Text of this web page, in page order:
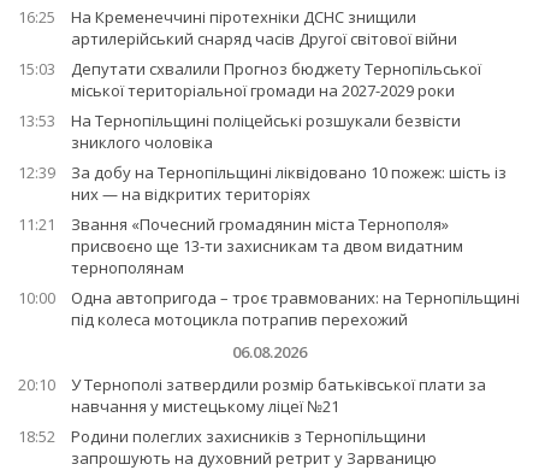
16:25
На Кременеччині піротехніки ДСНС знищили
артилерійський снаряд часів Другої світової війни
15:03
Депутати схвалили Прогноз бюджету Тернопільської
міської територіальної громади на 2027-2029 роки
13:53
На Тернопільщині поліцейські розшукали безвісти
зниклого чоловіка
12:39
За добу на Тернопільщині ліквідовано 10 пожеж: шість із
них — на відкритих територіях
11:21
Звання «Почесний громадянин міста Тернополя»
присвоєно ще 13-ти захисникам та двом видатним
тернополянам
10:00
Одна автопригода – троє травмованих: на Тернопільщині
під колеса мотоцикла потрапив перехожий
06.08.2026
20:10
У Тернополі затвердили розмір батьківської плати за
навчання у мистецькому ліцеї №21
18:52
Родини полеглих захисників з Тернопільщини
запрошують на духовний ретрит у Зарваницю